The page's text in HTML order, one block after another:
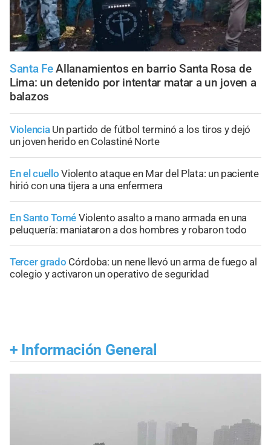
Santa Fe Allanamientos en barrio Santa Rosa de
Lima: un detenido por intentar matar a un joven a
balazos
Violencia Un partido de fútbol terminó a los tiros y dejó
un joven herido en Colastiné Norte
En el cuello Violento ataque en Mar del Plata: un paciente
hirió con una tijera a una enfermera
En Santo Tomé Violento asalto a mano armada en una
peluquería: maniataron a dos hombres y robaron todo
Tercer grado Córdoba: un nene llevó un arma de fuego al
colegio y activaron un operativo de seguridad
+ Información General